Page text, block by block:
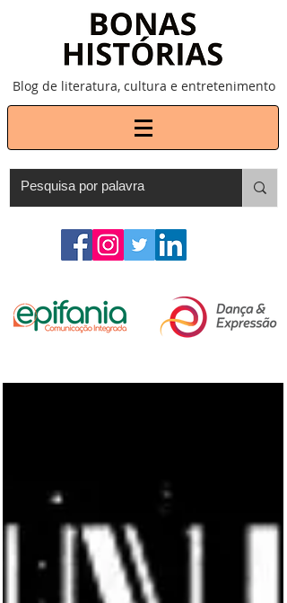
Blog de literatura, cultura e entretenimento